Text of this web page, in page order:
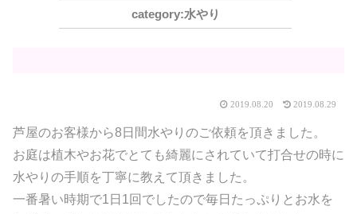
水やり
2019.08.20 2019.08.29
芦屋のお客様から8日間水やりのご依頼を頂きました。
お庭は植木やお花でとても綺麗にされていて打合せの時に
水やりの手順を丁寧に教えて頂きました。
一番暑い時期で1日1回でしたので毎日たっぷりとお水を